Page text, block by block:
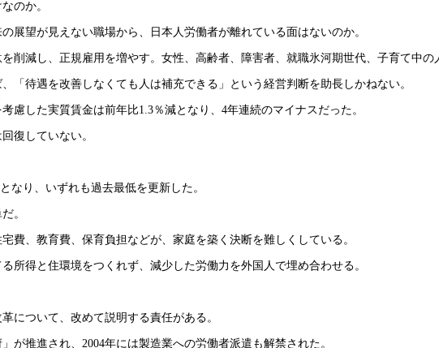
のか。
展望が見えない職場から、日本人労働者が離れている面はないのか。
削減し、正規雇用を増やす。女性、高齢者、障害者、就職氷河期世代、子育て中
「待遇を改善しなくても人は補充できる」という経営判断を助長しかねない。
慮した実質賃金は前年比1.3％減となり、4年連続のマイナスだった。
復していない。
なり、いずれも過去最低を更新した。
。
費、教育費、保育負担などが、家庭を築く決断を難しくしている。
所得と住環境をつくれず、減少した労働力を外国人で埋め合わせる。
について、改めて説明する責任がある。
が推進され、2004年には製造業への労働者派遣も解禁された。